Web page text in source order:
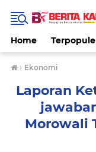
Home
› Ekonomi
Laporan
Morowali